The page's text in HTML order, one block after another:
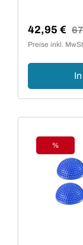
42,95 €
Preise inkl.
Rabatt
%